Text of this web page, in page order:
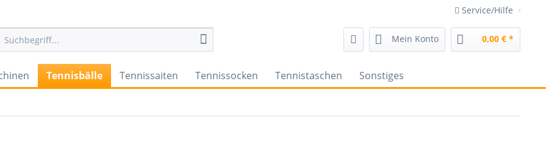
Service/Hilfe
Mein Konto 0,00 € *
Tennisbälle Tennissaiten Tennissocken Tennistaschen Sonstiges